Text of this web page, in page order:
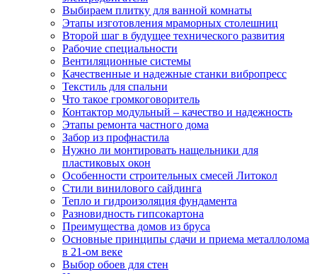
Выбираем плитку для ванной комнаты
Этапы изготовления мраморных столешниц
Второй шаг в будущее технического развития
Рабочие специальности
Вентиляционные системы
Качественные и надежные станки вибропресс
Текстиль для спальни
Что такое громкоговоритель
Контактор модульный – качество и надежность
Этапы ремонта частного дома
Забор из профнастила
Нужно ли монтировать нащельники для
пластиковых окон
Особенности строительных смесей Литокол
Стили винилового сайдинга
Тепло и гидроизоляция фундамента
Разновидность гипсокартона
Преимущества домов из бруса
Основные принципы сдачи и приема металлолома
в 21-ом веке
Выбор обоев для стен